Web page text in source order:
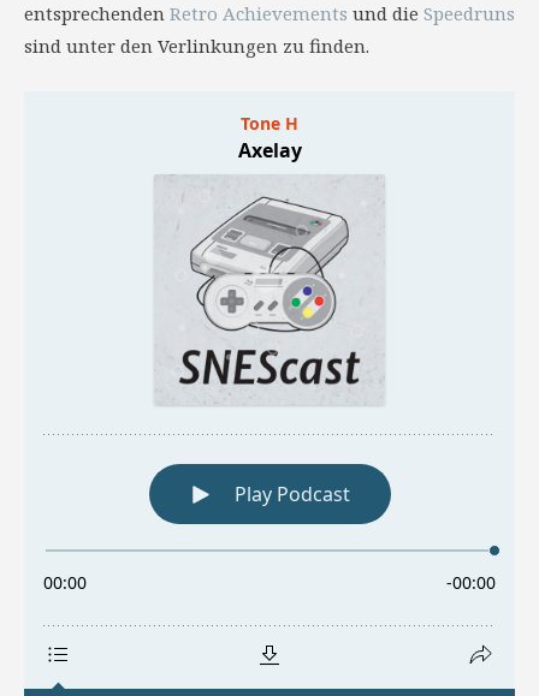
entsprechenden Retro Achievements und die Speedruns
sind unter den Verlinkungen zu finden.